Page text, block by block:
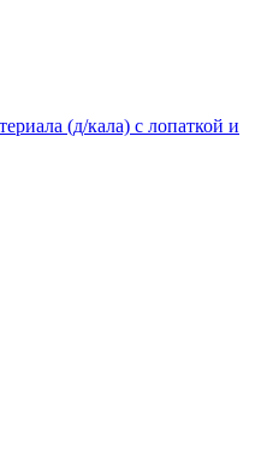
(д/кала) с лопаткой и